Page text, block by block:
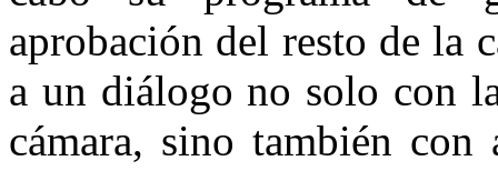
aprobación del resto de la
a un diálogo no solo con
cámara, sino también